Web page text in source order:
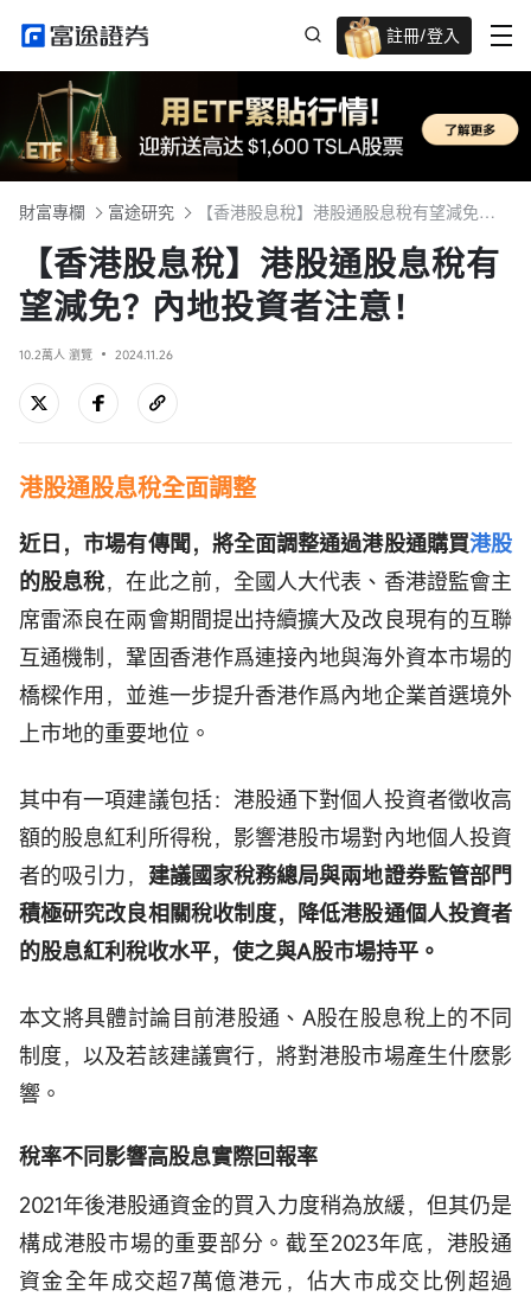
註冊/登入
迎新驚喜賞 股票/BTC等任你揀!
財富專欄 富途研究 【香港股息稅】港股通股息稅有望減免? 內地投資者注意！
【香港股息稅】港股通股息稅有
望減免? 內地投資者注意！
10.2萬人 瀏覽 2024.11.26
港股通股息稅全面調整
近日，市場有傳聞，將全面調整通過港股通購買港股
的股息稅，在此之前，全國人大代表、香港證監會主
席雷添良在兩會期間提出持續擴大及改良現有的互聯
互通機制，鞏固香港作爲連接內地與海外資本市場的
橋樑作用，並進一步提升香港作爲內地企業首選境外
上市地的重要地位。
其中有一項建議包括：港股通下對個人投資者徵收高
額的股息紅利所得稅，影響港股市場對內地個人投資
者的吸引力， 建議國家稅務總局與兩地證券監管部門
積極研究改良相關稅收制度，降低港股通個人投資者
的股息紅利稅收水平，使之與A股市場持平。
本文將具體討論目前港股通、A股在股息稅上的不同
制度，以及若該建議實行，將對港股市場產生什麽影
響。
稅率不同影響高股息實際回報率
2021年後港股通資金的買入力度稍為放緩，但其仍是
構成港股市場的重要部分。截至2023年底，港股通
資金全年成交超7萬億港元，佔大市成交比例超過